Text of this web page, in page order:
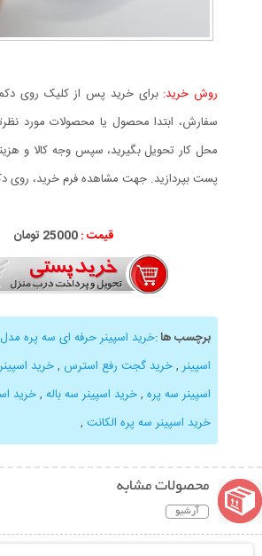
روش خرید: برای خرید پس از کلیک روی
سفارش، ابتدا محصول یا محصولات مورد
محل کار تحویل بگیرید، سپس وجه کالا و
پست بپردازید. جهت مشاهده فرم خرید، روی
قیمت :25000 تومان
برچسب ها:خرید اسپینر حرفه ای سه پره
اسپینر ,خرید گجت رفع استرس ,خرید
اسپینر سه پره ,خرید اسپینر سه باله ,خرید
خرید اسپینر سه پره الکانت ,
محصولات مشابه
آرشیو